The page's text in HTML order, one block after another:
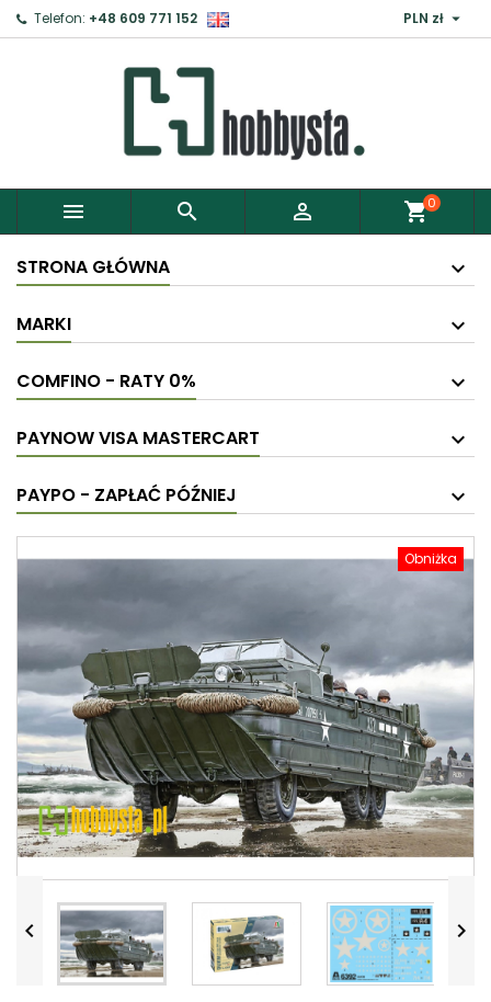
Telefon: +48 609 771 152 PLN zł 
   shopping_cart0
STRONA GŁÓWNA
MARKI
COMFINO - RATY 0%
PAYNOW VISA MASTERCART
PAYPO - ZAPŁAĆ PÓŹNIEJ
Obniżka
 